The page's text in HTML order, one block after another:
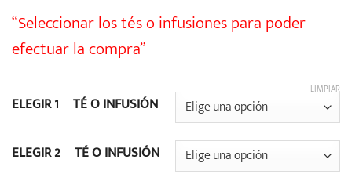
“Seleccionar los tés o infusiones para poder
efectuar la compra”
ELEGIR 1º TÉ O INFUSIÓN
ELEGIR 2º TÉ O INFUSIÓN
LIMPIAR